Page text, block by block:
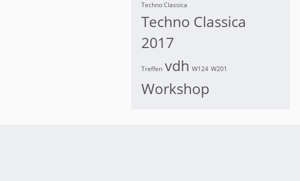
Techno Classica
Techno Classica
2017
Treffen vdh W124 W201
Workshop